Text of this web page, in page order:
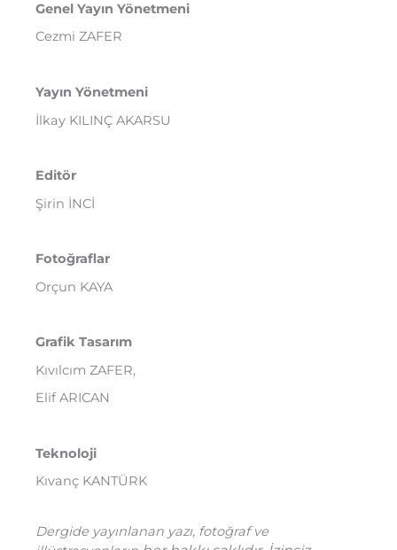
Genel Yayın Yönetmeni
Cezmi ZAFER
Yayın Yönetmeni
İlkay KILINÇ AKARSU
Editör
Şirin İNCİ
Fotoğraflar
Orçun KAYA
Grafik Tasarım
Kıvılcım ZAFER,
Elif ARICAN
Teknoloji
Kıvanç KANTÜRK
Dergide yayınlanan yazı, fotoğraf ve